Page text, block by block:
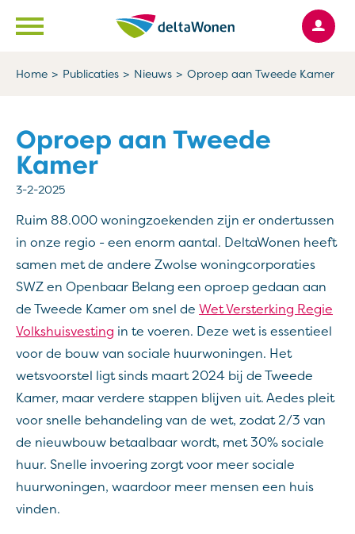
Naar de homepage
Ga naar Hoofd
Home Publicaties Nieuws Oproep aan Tweede Kamer
Oproep aan Tweede
Kamer
3-2-2025
Ruim 88.000 woningzoekenden zijn er ondertussen
in onze regio - een enorm aantal. DeltaWonen heeft
samen met de andere Zwolse woningcorporaties
SWZ en Openbaar Belang een oproep gedaan aan
de Tweede Kamer om snel de Wet Versterking Regie
Volkshuisvesting in te voeren. Deze wet is essentieel
voor de bouw van sociale huurwoningen. Het
wetsvoorstel ligt sinds maart 2024 bij de Tweede
Kamer, maar verdere stappen blijven uit. Aedes pleit
voor snelle behandeling van de wet, zodat 2/3 van
de nieuwbouw betaalbaar wordt, met 30% sociale
huur. Snelle invoering zorgt voor meer sociale
huurwoningen, waardoor meer mensen een huis
vinden.